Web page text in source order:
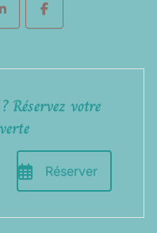
Réservez votre
Réserver